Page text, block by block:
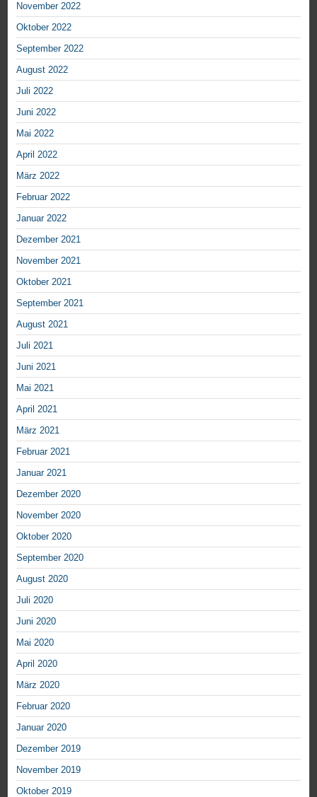
November 2022
Oktober 2022
September 2022
August 2022
Juli 2022
Juni 2022
Mai 2022
April 2022
März 2022
Februar 2022
Januar 2022
Dezember 2021
November 2021
Oktober 2021
September 2021
August 2021
Juli 2021
Juni 2021
Mai 2021
April 2021
März 2021
Februar 2021
Januar 2021
Dezember 2020
November 2020
Oktober 2020
September 2020
August 2020
Juli 2020
Juni 2020
Mai 2020
April 2020
März 2020
Februar 2020
Januar 2020
Dezember 2019
November 2019
Oktober 2019